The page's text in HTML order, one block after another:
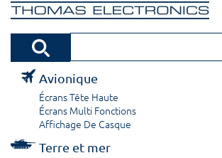
Avionique
Écrans Tête Haute
Écrans Multi Fonctions
Affichage De Casque
Terre et mer